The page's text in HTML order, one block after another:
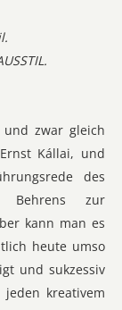
zwar gleich
Kállai, und
des
Behrens zur
kann man es
heute umso
und sukzessiv
kreativem